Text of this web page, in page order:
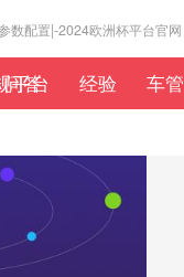
数配置|-2024欧洲杯平台官网
平台
问答 经验
车